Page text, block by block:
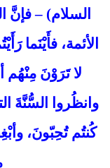
السلام) – فإنَّ
الأئمة، فأَيْنَما
لا تَرَوْنَ مِنْهُم
وانظُروا السُّنَّةَ
كُنتُم تُحِبّونَ،